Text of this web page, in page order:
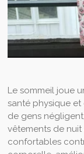
Le sommeil joue
santé physique
de gens
vêtements de
confortables